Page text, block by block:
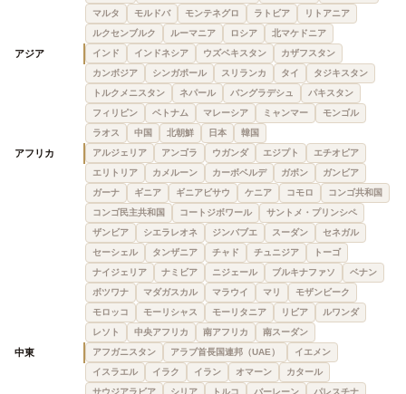
マルタ
モルドバ モンテネグロ ラトビア
リトアニア
ルクセンブルク
ルーマニア ロシア 北マケドニア
アジア インド インドネシア ウズベキスタン
カザフスタン
カンボジア
シンガポール スリランカ タイ
タジキスタン
トルクメニスタン
ネパール バングラデシュ
パキスタン
フィリピン
ベトナム マレーシア ミャンマー
モンゴル
ラオス
中国 北朝鮮 日本 韓国
アフリカ アルジェリア アンゴラ ウガンダ エジプト
エチオピア
エリトリア
カメルーン カーボベルデ ガボン
ガンビア
ガーナ
ギニア ギニアビサウ ケニア コモロ
コンゴ共和国
コンゴ民主共和国
コートジボワール
サントメ・プリンシペ
ザンビア
シエラレオネ ジンバブエ スーダン
セネガル
セーシェル
タンザニア チャド チュニジア
トーゴ
ナイジェリア
ナミビア ニジェール ブルキナファソ
ベナン
ボツワナ
マダガスカル マラウイ マリ
モザンビーク
モロッコ
モーリシャス モーリタニア リビア
ルワンダ
レソト
中央アフリカ 南アフリカ 南スーダン
中東 アフガニスタン アラブ首長国連邦（UAE）
イエメン
イスラエル
イラク イラン オマーン
カタール